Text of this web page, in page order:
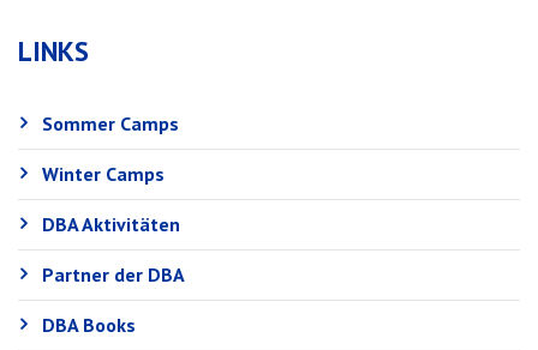
LINKS
Sommer Camps
Winter Camps
DBA Aktivitäten
Partner der DBA
DBA Books